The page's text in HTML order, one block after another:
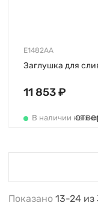
E1482AA
Заглушка для
11 853 ₽
В наличии на
Показано 13-24 из